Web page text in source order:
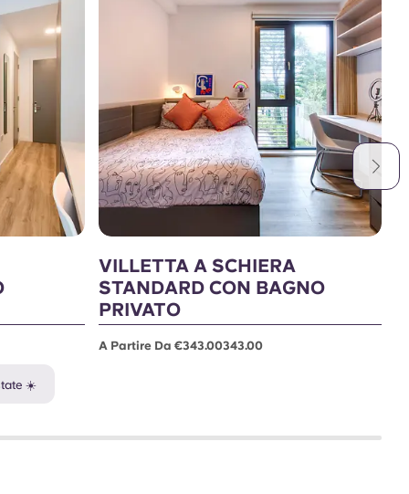
☀️
VILLETTA A SCHIERA
STANDARD CON BAGNO
PRIVATO
A Partire Da €343.00343.00